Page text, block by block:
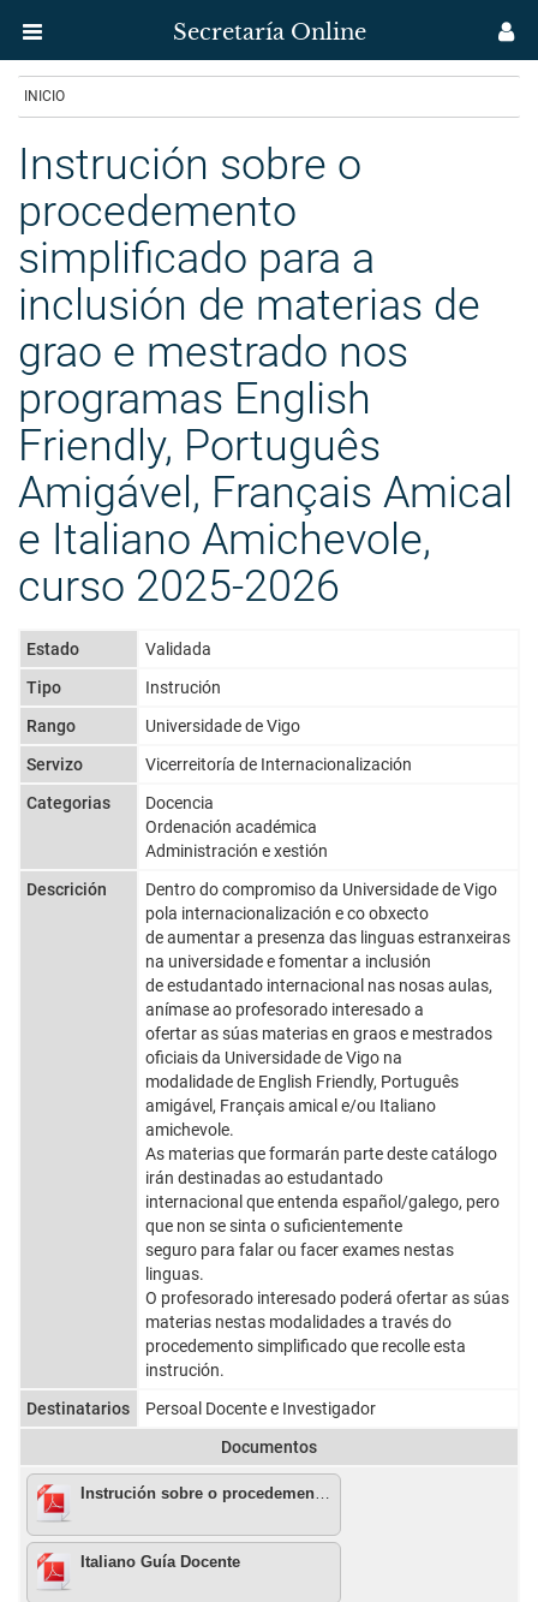
principal
Secretaría Online
Secretaría
Uvigo
INICIO
Instrución sobre o
procedemento
simplificado para a
inclusión de materias de
grao e mestrado nos
programas English
Friendly, Português
Amigável, Français Amical
e Italiano Amichevole,
curso 2025-2026
Estado
Validada
Tipo
Instrución
Rango
Universidade de Vigo
Servizo
Vicerreitoría de Internacionalización
Categorias
Docencia
Ordenación académica
Administración e xestión
Descrición
Dentro do compromiso da Universidade de Vigo
pola internacionalización e co obxecto
de aumentar a presenza das linguas estranxeiras
na universidade e fomentar a inclusión
de estudantado internacional nas nosas aulas,
anímase ao profesorado interesado a
ofertar as súas materias en graos e mestrados
oficiais da Universidade de Vigo na
modalidade de English Friendly, Português
amigável, Français amical e/ou Italiano
amichevole.
As materias que formarán parte deste catálogo
irán destinadas ao estudantado
internacional que entenda español/galego, pero
que non se sinta o suficientemente
seguro para falar ou facer exames nestas
linguas.
O profesorado interesado poderá ofertar as súas
materias nestas modalidades a través do
procedemento simplificado que recolle esta
instrución.
Destinatarios
Persoal Docente e Investigador
Documentos
Instrución sobre o procedemento simplificado para a inclusión de materias de grao e mestrado nos programas Friendly, curso 2025-26
Italiano Guía Docente